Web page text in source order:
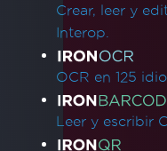
Fuga de
Log4j
Convertir
IronPDF -
IronPDF -
Crear, leer y
Interop.
OCR en 125
Leer y escribir